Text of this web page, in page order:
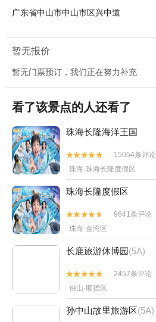
广东省中山市中山市区兴中道
暂无报价
暂无门票预订，我们正在努力补充
看了该景点的人还看了
珠海长隆海洋王国


15054条评论
珠海·珠海长隆度假区
珠海长隆度假区


9641条评论
珠海·金湾区
长鹿旅游休博园(5A)


2457条评论
佛山·顺德区
孙中山故里旅游区(5A)